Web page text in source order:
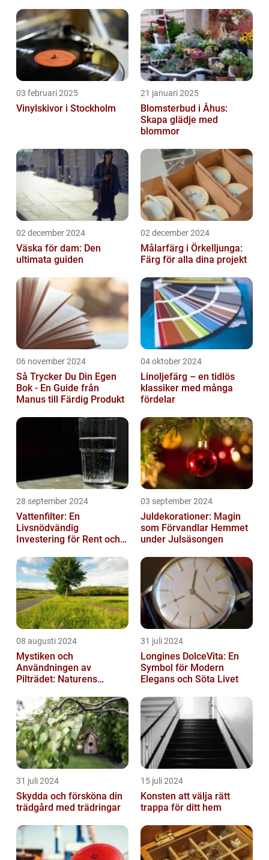
03 februari 2025
Vinylskivor i Stockholm
21 januari 2025
Blomsterbud i Åhus:
Skapa glädje med
blommor
02 december 2024
Väska för dam: Den
ultimata guiden
02 december 2024
Målarfärg i Örkelljunga:
Färg för alla dina projekt
06 november 2024
Så Trycker Du Din Egen
Bok - En Guide från
Manus till Färdig Produkt
04 oktober 2024
Linoljefärg – en tidlös
klassiker med många
fördelar
28 september 2024
Vattenfilter: En
Livsnödvändig
Investering för Rent och
03 september 2024
Juldekorationer: Magin
som Förvandlar Hemmet
under Julsäsongen
08 augusti 2024
Mystiken och
Användningen av
Pilträdet: Naturens
31 juli 2024
Longines DolceVita: En
Symbol för Modern
Elegans och Söta Livet
31 juli 2024
Skydda och försköna din
trädgård med trädringar
15 juli 2024
Konsten att välja rätt
trappa för ditt hem